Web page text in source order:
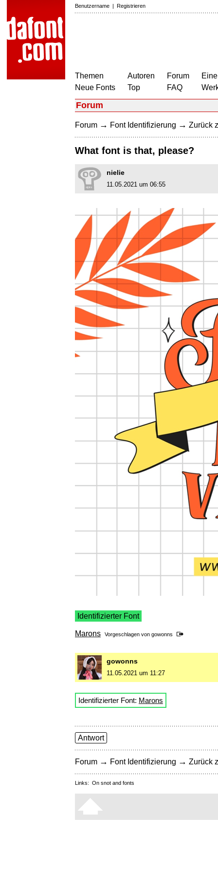
Benutzername | Registrieren
Themen
Neue Fonts
Autoren
Top
Forum
FAQ
Forum
Forum → Font Identifizierung → Zurück
What font is that, please?
nielie
11.05.2021 um 06:55
Identifizierter Font
Marons Vorgeschlagen von gowonns
gowonns
11.05.2021 um 11:27
Identifizierter Font: Marons
Antwort
Forum → Font Identifizierung → Zurück
Links: On snot and fonts